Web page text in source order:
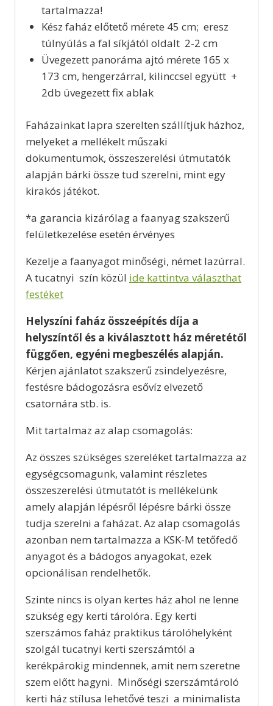
tartalmazza!
Kész faház előtető mérete 45 cm; eresz
túlnyúlás a fal síkjától oldalt 2-2 cm
Üvegezett panoráma ajtó mérete 165 x
173 cm, hengerzárral, kilinccsel együtt +
2db üvegezett fix ablak
Faházainkat lapra szerelten szállítjuk házhoz,
melyeket a mellékelt műszaki
dokumentumok, összeszerelési útmutatók
alapján bárki össze tud szerelni, mint egy
kirakós játékot.
*a garancia kizárólag a faanyag szakszerű
felületkezelése esetén érvényes
Kezelje a faanyagot minőségi, német lazúrral.
A tucatnyi szín közül ide kattintva választhat
festéket
Helyszíni faház összeépítés díja a
helyszíntől és a kiválasztott ház méretétől
függően, egyéni megbeszélés alapján.
Kérjen ajánlatot szakszerű zsindelyezésre,
festésre bádogozásra esővíz elvezető
csatornára stb. is.
Mit tartalmaz az alap csomagolás:
Az összes szükséges szereléket tartalmazza az
egységcsomagunk, valamint részletes
összeszerelési útmutatót is mellékelünk
amely alapján lépésről lépésre bárki össze
tudja szerelni a faházat. Az alap csomagolás
azonban nem tartalmazza a KSK-M tetőfedő
anyagot és a bádogos anyagokat, ezek
opcionálisan rendelhetők.
Szinte nincs is olyan kertes ház ahol ne lenne
szükség egy kerti tárolóra. Egy kerti
szerszámos faház praktikus tárolóhelyként
szolgál tucatnyi kerti szerszámtól a
kerékpárokig mindennek, amit nem szeretne
szem előtt hagyni. Minőségi szerszámtároló
kerti ház stílusa lehetővé teszi a minimalista